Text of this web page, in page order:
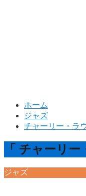
ホーム
ジャズ
チャーリー・ラ
「 チャーリ
ジャズ